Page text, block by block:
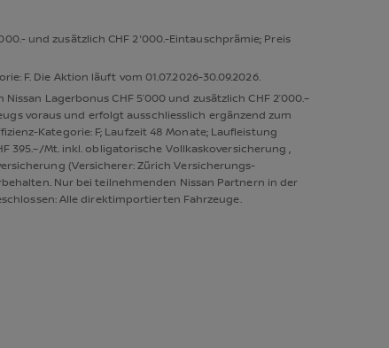
und zusätzlich CHF 2'000.-Eintauschprämie; Preis
F. Die Aktion läuft vom 01.07.2026-30.09.2026.
Lagerbonus CHF 5’000 und zusätzlich CHF 2’000.–
voraus und erfolgt ausschliesslich ergänzend zum
Kategorie: F; Laufzeit 48 Monate; Laufleistung
395.–/Mt. inkl. obligatorische Vollkaskoversicherung ,
(Versicherer: Zürich Versicherungs-
Nur bei teilnehmenden Nissan Partnern in der
Alle direktimportierten Fahrzeuge.